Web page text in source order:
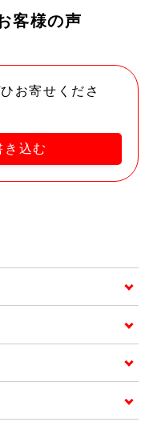
客様の声
お寄せくださ
き込む